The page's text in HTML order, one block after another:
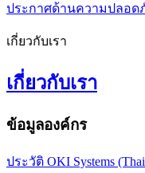
ประกาศด้านความปลอดภั
เกี่ยวกับเรา
เกี่ยวกับเรา
ข้อมูลองค์กร
ประวัติ OKI Systems